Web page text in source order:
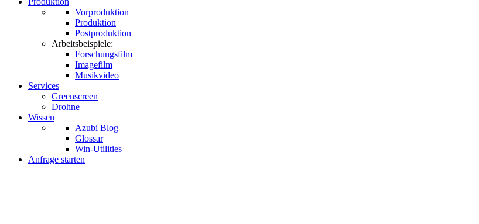
Vorproduktion
Produktion
Postproduktion
Arbeitsbeispiele:
Forschungsfilm
Imagefilm
Musikvideo
Services
Greenscreen
Drohne
Wissen
Azubi Blog
Glossar
Win-Utilities
Anfrage starten